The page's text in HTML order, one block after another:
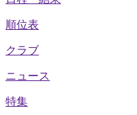
順位表
クラブ
ニュース
特集